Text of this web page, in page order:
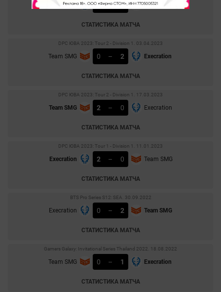
Execration – Team SMG
СТАТИСТИКА МАТЧА
DPC ЮВА 2023: Tour 2 - Division 1. 03.04.2023
Team SMG 0 – 2 Execration
СТАТИСТИКА МАТЧА
DPC ЮВА 2023: Tour 2 - Division 1. 17.03.2023
Team SMG 2 – 0 Execration
СТАТИСТИКА МАТЧА
DPC ЮВА 2023: Tour 1 - Division 1. 11.01.2023
Execration 2 – 0 Team SMG
СТАТИСТИКА МАТЧА
BTS Pro Series S12: SEA. 30.09.2022
Execration 0 – 2 Team SMG
СТАТИСТИКА МАТЧА
Gamers Galaxy: Invitational Series Thailand 2022. 18.08.2022
Team SMG 0 – 1 Execration
СТАТИСТИКА МАТЧА